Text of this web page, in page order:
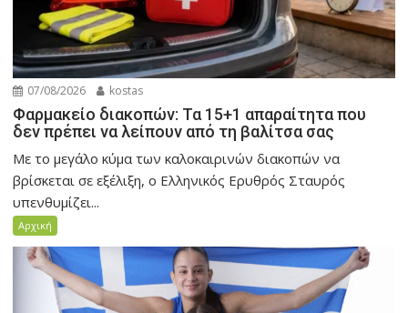
07/08/2026 kostas
Φαρμακείο διακοπών: Τα 15+1 απαραίτητα που
δεν πρέπει να λείπουν από τη βαλίτσα σας
Με το μεγάλο κύμα των καλοκαιρινών διακοπών να
βρίσκεται σε εξέλιξη, ο Ελληνικός Ερυθρός Σταυρός
υπενθυμίζει...
Αρχική